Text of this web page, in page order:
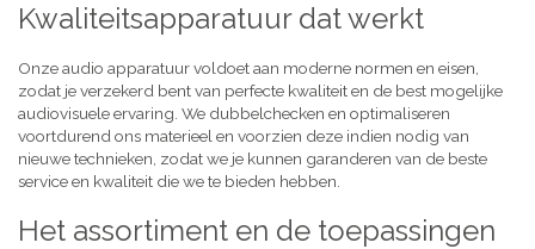
Kwaliteitsapparatuur dat werkt
Onze audio apparatuur voldoet aan moderne normen en eisen,
zodat je verzekerd bent van perfecte kwaliteit en de best mogelijke
audiovisuele ervaring. We dubbelchecken en optimaliseren
voortdurend ons materieel en voorzien deze indien nodig van
nieuwe technieken, zodat we je kunnen garanderen van de beste
service en kwaliteit die we te bieden hebben.
Het assortiment en de toepassingen